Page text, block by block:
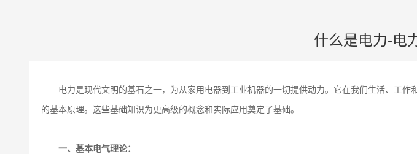
什么是电力-电
电力是现代文明的基石之一，为从家用电器到工业机器的一切提供动力。它在我们生活、工
的基本原理。这些基础知识为更高级的概念和实际应用奠定了基础。
一、基本电气理论：